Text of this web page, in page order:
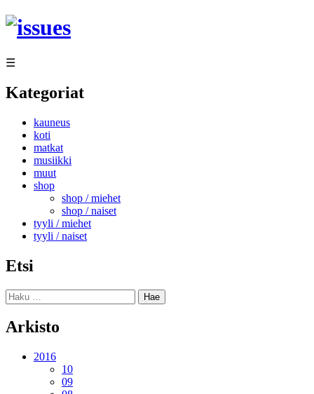
Siirry
sisältöön
☰
Kategoriat
kauneus
koti
matkat
musiikki
muut
shop
shop / miehet
shop / naiset
tyyli / miehet
tyyli / naiset
Etsi
Haku:
Arkisto
2016
10
09